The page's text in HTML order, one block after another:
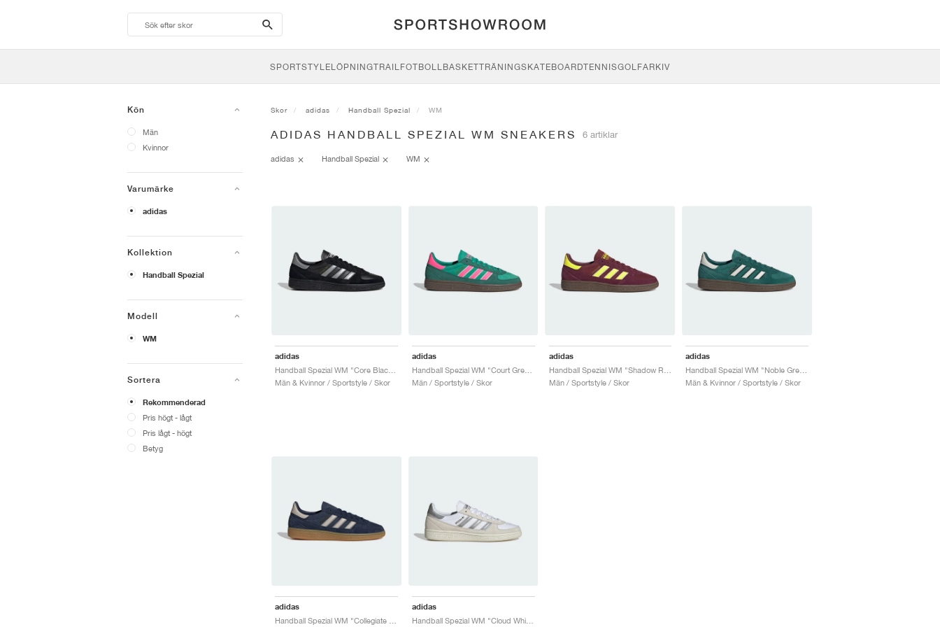
search-
btn
SPORTSTYLELÖPNINGTRAILFOTBOLLBASKETTRÄNINGSKATEBOARDTENNISGOLFARKIV
Kön
Män
Kvinnor
Varumärke
adidas
Kollektion
Handball Spezial
Modell
WM
Sortera
Rekommenderad
Pris högt - lågt
Pris lågt - högt
Betyg
Skor adidas Handball Spezial WM
ADIDAS HANDBALL SPEZIAL WM SNEAKERS 6 artiklar
adidas Handball Spezial WM
adidas
Män & Kvinnor / Sportstyle / Skor
adidas
Handball Spezial WM "Court Green & Lucid Pink"
Män / Sportstyle / Skor
adidas
Män / Sportstyle / Skor
adidas
Män & Kvinnor / Sportstyle / Skor
adidas adidas
Handball Spezial WM "Cloud White & Silver Metallic"